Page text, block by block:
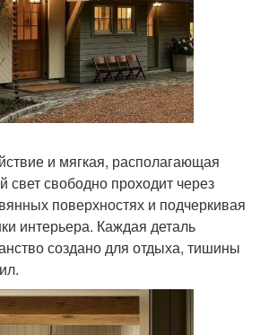
и мягкая, располагающая
свободно проходит через
поверхностях и подчеркивая
интерьера. Каждая деталь
создано для отдыха, тишины